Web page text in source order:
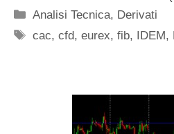
Categorie
Analisi Tecnica, Derivati
Tag
cac,cfd,eurex,fib, IDEM,